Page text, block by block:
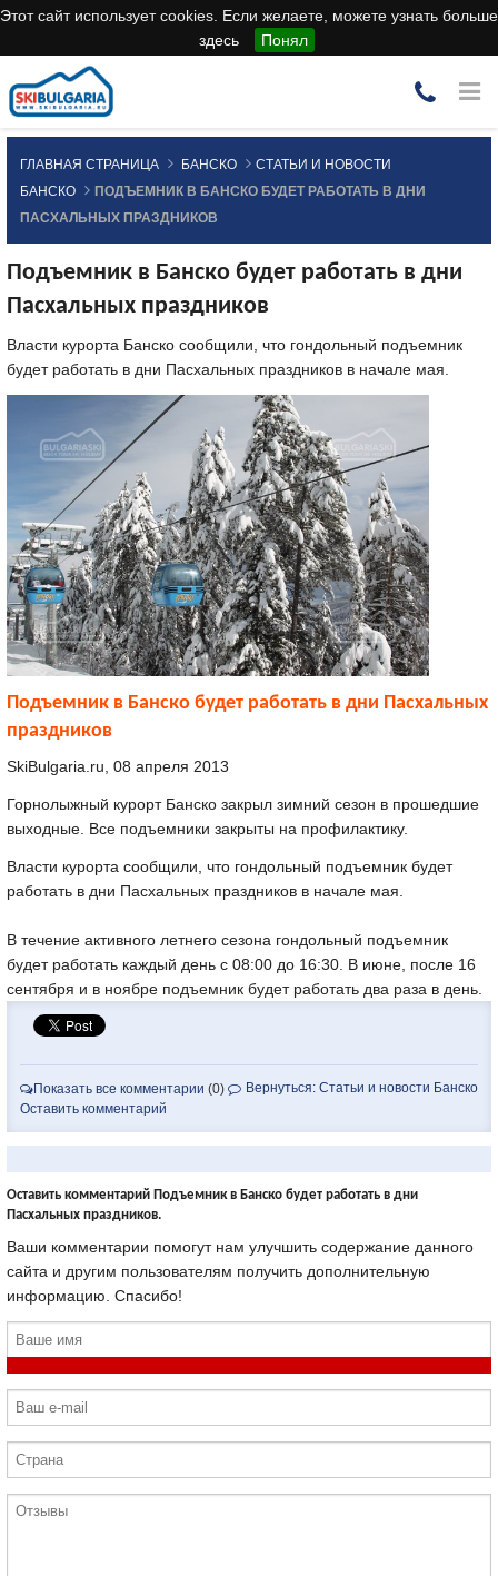
Этот сайт использует cookies. Если желаете, можете узнать больше
здесь
Понял
ГЛАВНАЯ СТРАНИЦА БАНСКО
СТАТЬИ И НОВОСТИ
БАНСКО
ПОДЪЕМНИК В БАНСКО БУДЕТ РАБОТАТЬ В ДНИ
ПАСХАЛЬНЫХ ПРАЗДНИКОВ
Подъемник в Банско будет работать в дни
Пасхальных праздников
Власти курорта Банско сообщили, что гондольный подъемник
будет работать в дни Пасхальных праздников в начале мая.
Подъемник в Банско будет работать в дни Пасхальных
праздников
SkiBulgaria.ru, 08 aпреля 2013
Горнолыжный курорт Банско закрыл зимний сезон в прошедшие
выходные. Все подъемники закрыты на профилактику.
Власти курорта сообщили, что гондольный подъемник будет
работать в дни Пасхальных праздников в начале мая.
В течение активного летнего сезона гондольный подъемник
будет работать каждый день с 08:00 до 16:30. В июне, после 16
сентября и в ноябре подъемник будет работать два раза в день.
Вернуться: Статьи и новости Банско
Показать все комментарии (0)
Оставить комментарий
Оставить комментарий Подъемник в Банско будет работать в дни
Пасхальных праздников.
Ваши комментарии помогут нам улучшить содержание данного
сайта и другим пользователям получить дополнительную
информацию. Спасибо!